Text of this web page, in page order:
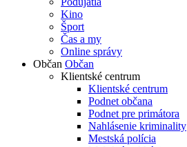
Kino
Šport
Čas a my
Online správy
Občan Občan
Klientské centrum
Klientské centrum
Podnet občana
Podnet pre primátora
Nahlásenie kriminality
Mestská polícia